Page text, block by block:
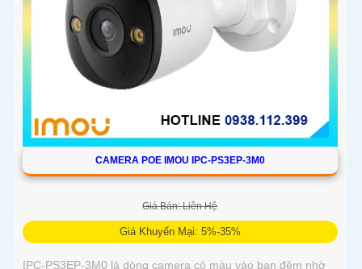
CAMERA POE IMOU IPC-PS3EP-3M0
Giá Bán: Liên Hệ
Giá Khuyến Mại: 5%-35%
IPC-PS3EP-3M0 là dòng camera có màu vào ban đêm nhờ